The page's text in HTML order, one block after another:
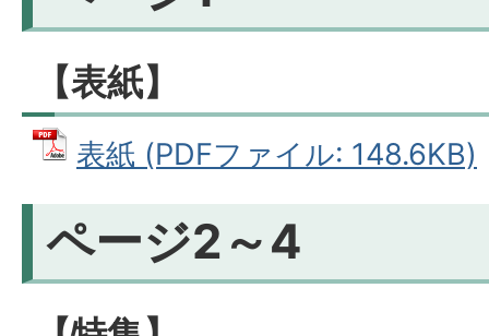
【表紙】
表紙 (PDFファイル: 148.6KB)
ページ2～4